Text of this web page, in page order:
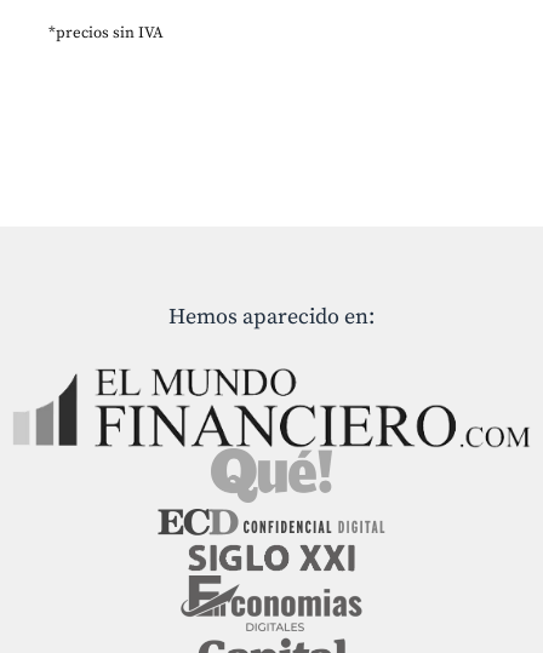
*precios sin IVA
Hemos aparecido en: